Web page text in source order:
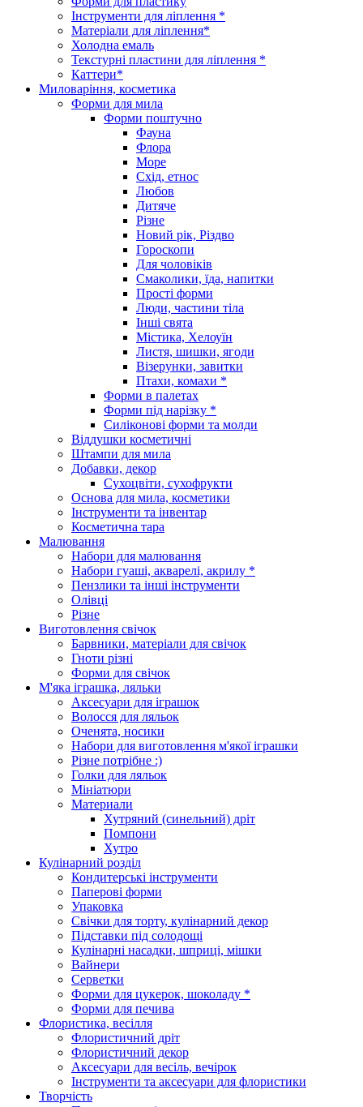
Інструменти для ліплення *
Матеріали для ліплення*
Холодна емаль
Текстурні пластини для ліплення *
Каттери*
Миловаріння, косметика
Форми для мила
Форми поштучно
Фауна
Флора
Море
Схід, етнос
Любов
Дитяче
Різне
Новий рік, Різдво
Гороскопи
Для чоловіків
Смаколики, їда, напитки
Прості форми
Люди, частини тіла
Інші свята
Містика, Хелоуїн
Листя, шишки, ягоди
Візерунки, завитки
Птахи, комахи *
Форми в палетах
Форми під нарізку *
Силіконові форми та молди
Віддушки косметичні
Штампи для мила
Добавки, декор
Сухоцвіти, сухофрукти
Основа для мила, косметики
Інструменти та інвентар
Косметична тара
Малювання
Набори для малювання
Набори гуаші, акварелі, акрилу *
Пензлики та інші інструменти
Олівці
Різне
Виготовлення свічок
Барвники, матеріали для свічок
Гноти різні
Форми для свічок
М'яка іграшка, ляльки
Аксесуари для іграшок
Волосся для ляльок
Оченята, носики
Набори для виготовлення м'якої іграшки
Різне потрібне :)
Голки для ляльок
Мініатюри
Материали
Хутряний (синельний) дріт
Помпони
Хутро
Кулінарний розділ
Кондитерські інструменти
Паперові форми
Упаковка
Свічки для торту, кулінарний декор
Підставки під солодощі
Кулінарні насадки, шприці, мішки
Вайнери
Серветки
Форми для цукерок, шоколаду *
Форми для печива
Флористика, весілля
Флористичний дріт
Флористичний декор
Аксесуари для весіль, вечірок
Інструменти та аксесуари для флористики
Творчість